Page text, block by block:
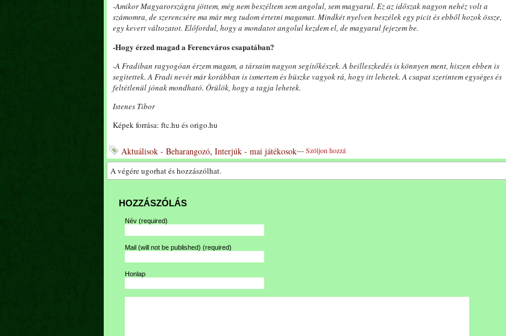
-Amikor Magyarországra jöttem, még nem beszéltem sem angolul, sem magyarul. Ez az időszak nagyon nehéz volt a
számomra, de szerencsére ma már meg tudom értetni magamat. Mindkét nyelven beszélek egy picit és ebből hozok össze,
egy kevert változatot. Előfordul, hogy a mondatot angolul kezdem el, de magyarul fejezem be.
-Hogy érzed magad a Ferencváros csapatában?
-A Fradiban ragyogóan érzem magam, a társaim nagyon segítőkészek. A beilleszkedés is könnyen ment, hiszen ebben is
segítettek. A Fradi nevét már korábban is ismertem és büszke vagyok rá, hogy itt lehetek. A csapat szerintem egységes és
feltétlenül jónak mondható. Örülök, hogy a tagja lehetek.
Istenes Tibor
Képek forrása: ftc.hu és origo.hu
Aktuálisok - Beharangozó, Interjúk - mai játékosok---Szóljon hozzá
A végére ugorhat és hozzászólhat.
HOZZÁSZÓLÁS
Név (required)
Mail (will not be published) (required)
Honlap